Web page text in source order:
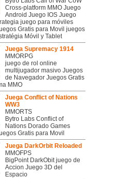
Cross-platform MMO Juego
Android Juego IOS Juego
juego para móviles
Gratis para Movil juegos
Móvil y Tablet
Juega Supremacy 1914
MMORPG
juego de rol online
multijugador masivo Juegos
de Navegador Juegos Gratis
MMO
Juega Conflict of Nations
WW3
MMORTS
Bytro Labs Conflict of
Nations Dorado Games
Gratis para Movil
Juega DarkOrbit Reloaded
MMOFPS
BigPoint DarkObit juego de
Accion Juego 3D del
Espacio